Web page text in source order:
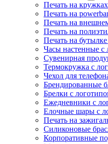
Печать на
Печать на
Печать на
Печать на
Печать на
Часы настенные с
Сувенирная
Термокружка с
Чехол для
Брендированные
Брелки с
Ежедневники с
Елочные шары с
Печать на
Силиконовые
Корпоративные